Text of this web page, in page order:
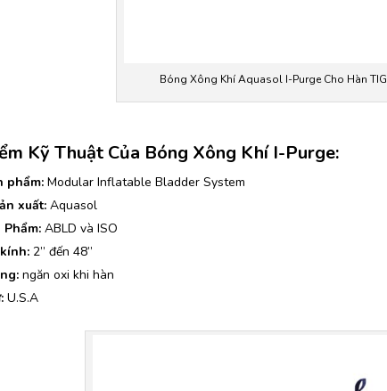
Bóng Xông Khí Aquasol I-Purge Cho Hàn TIG
Kỹ Thuật Của Bóng Xông Khí I-Purge:
phẩm: Modular Inflatable Bladder System
xuất: Aquasol
Phẩm: ABLD và ISO
2” đến 48”
ngăn oxi khi hàn
U.S.A